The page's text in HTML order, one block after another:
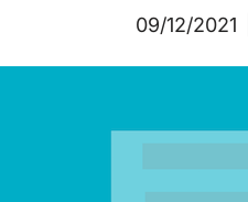
09/12/2021